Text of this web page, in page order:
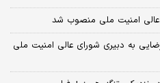
امنیت ملی منصوب شد
به دبیری شورای عالی امنیت ملی